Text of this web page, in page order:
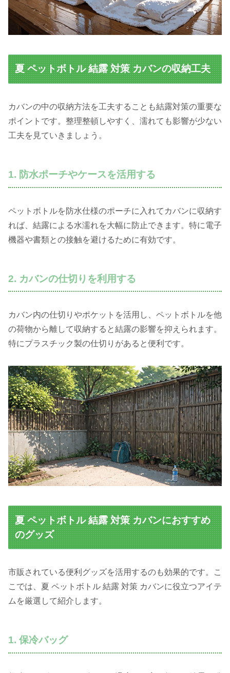
夏 ペットボトル 結露 対策 カバンの収納工夫
カバンの中の収納方法を工夫することも結露対策の重要な
ポイントです。整理整頓しやすく、濡れても影響が少ない
工夫を見ていきましょう。
1. 防水ポーチやケースを活用する
ペットボトルを防水仕様のポーチに入れてカバンに収納す
れば、結露による水濡れを大幅に防止できます。特に電子
機器や書類との接触を避けるために有効です。
2. カバンの仕切りを利用する
カバン内の仕切りやポケットを活用し、ペットボトルを他
の荷物から離して収納すると結露の影響を抑えられます。
特にプラスチック製の仕切りがあると便利です。
夏 ペットボトル 結露 対策 カバンにおすすめ
のグッズ
市販されている便利グッズを活用するのも効果的です。こ
こでは、夏 ペットボトル 結露 対策 カバンに役立つアイテ
ムを厳選して紹介します。
1. 保冷バッグ